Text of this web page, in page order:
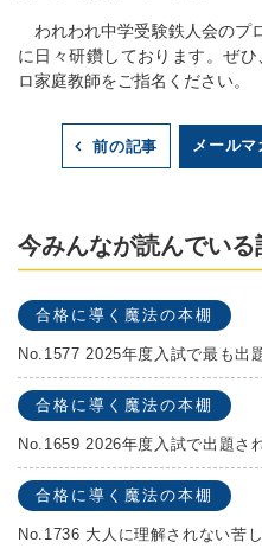
われわれ中学受験鉄人会のプ
に日々研鑽しております。ぜ
ロ家庭教師をご指名ください。
前の記事 メールマ
今みんなが読んでいる
合格に導く魔法の本棚
No.1577 2025年度入試で最も出
合格に導く魔法の本棚
合格に導く魔法の本棚